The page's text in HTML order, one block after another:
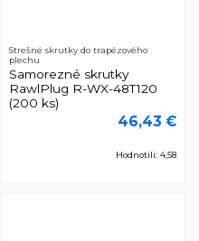
Strešné skrutky do trapézového
plechu
Samorezné skrutky
RawlPlug R-WX-48T120
(200 ks)
46,43 €
Hodnotili: 4,58